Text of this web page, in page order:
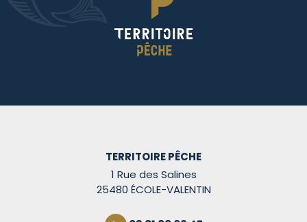
TERRITOIRE PÊCHE
1 Rue des Salines
25480 ÉCOLE-VALENTIN